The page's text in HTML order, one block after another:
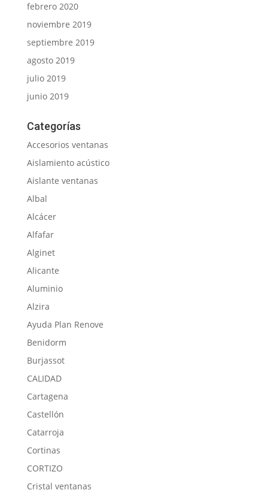
febrero 2020
noviembre 2019
septiembre 2019
agosto 2019
julio 2019
junio 2019
Categorías
Accesorios ventanas
Aislamiento acústico
Aislante ventanas
Albal
Alcácer
Alfafar
Alginet
Alicante
Aluminio
Alzira
Ayuda Plan Renove
Benidorm
Burjassot
CALIDAD
Cartagena
Castellón
Catarroja
Cortinas
CORTIZO
Cristal ventanas